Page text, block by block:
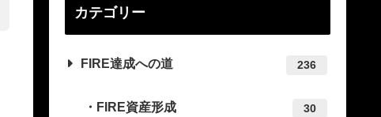
カテゴリー
FIRE達成への道 236
FIRE資産形成 30